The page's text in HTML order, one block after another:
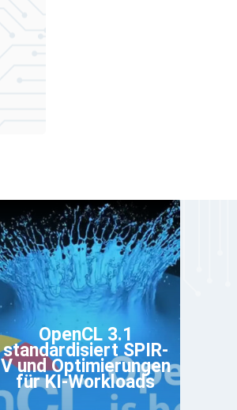
OpenCL 3.1
standardisiert SPIR-
V und Optimierungen
für KI-Workloads